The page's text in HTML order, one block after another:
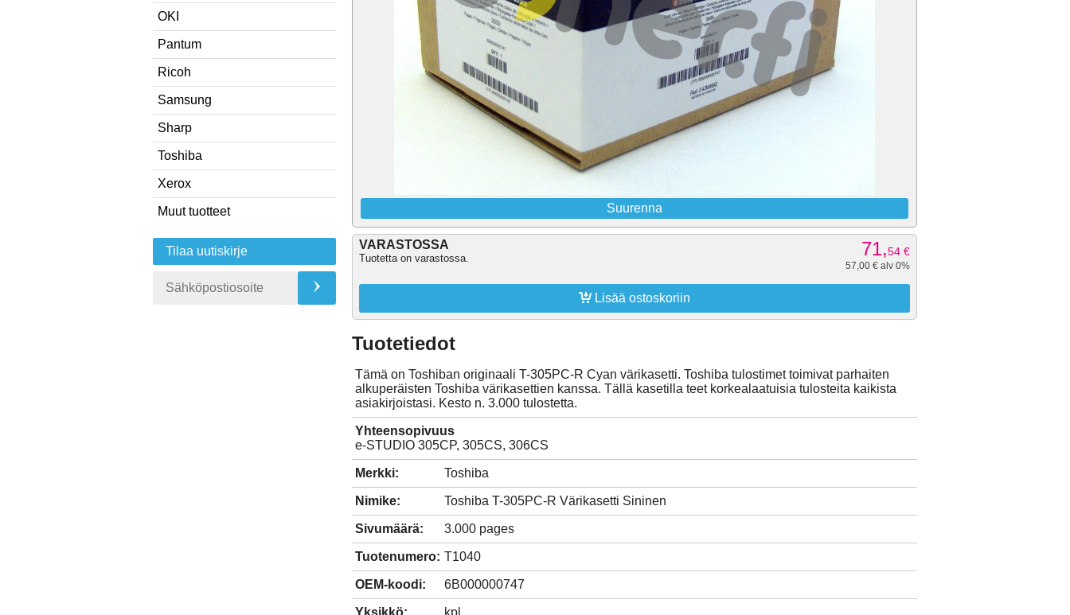
OKI
Pantum
Ricoh
Samsung
Sharp
Toshiba
Xerox
Muut tuotteet
Tilaa uutiskirje
Suurenna
VARASTOSSA
Tuotetta on varastossa. 71,54 €
57,00 € alv 0%
 Lisää ostoskoriin
Tuotetiedot
Tämä on Toshiban originaali T-305PC-R Cyan värikasetti. Toshiba tulostimet toimivat parhaiten
alkuperäisten Toshiba värikasettien kanssa. Tällä kasetilla teet korkealaatuisia tulosteita kaikista
asiakirjoistasi. Kesto n. 3.000 tulostetta.
Yhteensopivuus
e-STUDIO 305CP, 305CS, 306CS
Merkki: Toshiba
Nimike: Toshiba T-305PC-R Värikasetti Sininen
Sivumäärä: 3.000 pages
Tuotenumero: T1040
OEM-koodi: 6B000000747
Yksikkö: kpl